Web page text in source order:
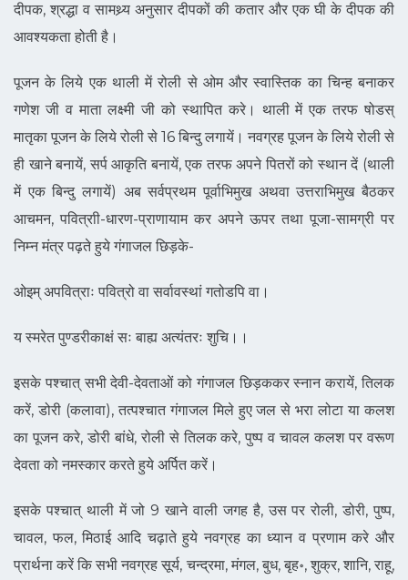
दीपक, श्रद्धा व सामथ्र्य अनुसार दीपकों की कतार और एक घी के दीपक की
आवश्यकता होती है।
पूजन के लिये एक थाली में रोली से ओम और स्वास्तिक का चिन्ह बनाकर
गणेश जी व माता लक्ष्मी जी को स्थापित करे। थाली में एक तरफ षोडस्
मातृका पूजन के लिये रोली से 16 बिन्दु लगायें। नवग्रह पूजन के लिये रोली से
ही खाने बनायें, सर्प आकृति बनायें, एक तरफ अपने पितरों को स्थान दें (थाली
में एक बिन्दु लगायें) अब सर्वप्रथम पूर्वाभिमुख अथवा उत्तराभिमुख बैठकर
आचमन, पवित्राी-धारण-प्राणायाम कर अपने ऊपर तथा पूजा-सामग्री पर
निम्न मंत्र पढ़ते हुये गंगाजल छिड़के-
ओइम् अपवित्राः पवित्रो वा सर्वावस्थां गतोडपि वा।
य स्मरेत पुण्डरीकाक्षं सः बाह्य अत्यंतरः शुचि।।
इसके पश्चात् सभी देवी-देवताओं को गंगाजल छिड़ककर स्नान करायें, तिलक
करें, डोरी (कलावा), तत्पश्चात गंगाजल मिले हुए जल से भरा लोटा या कलश
का पूजन करे, डोरी बांधे, रोली से तिलक करे, पुष्प व चावल कलश पर वरूण
देवता को नमस्कार करते हुये अर्पित करें।
इसके पश्चात् थाली में जो 9 खाने वाली जगह है, उस पर रोली, डोरी, पुष्प,
चावल, फल, मिठाई आदि चढ़ाते हुये नवग्रह का ध्यान व प्रणाम करे और
प्रार्थना करें कि सभी नवग्रह सूर्य, चन्द्रमा, मंगल, बुध, बृह॰, शुक्र, शानि, राहू,